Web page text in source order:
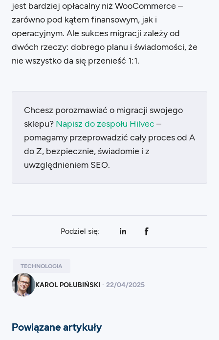
jest bardziej opłacalny niż WooCommerce –
zarówno pod kątem finansowym, jak i
operacyjnym. Ale sukces migracji zależy od
dwóch rzeczy: dobrego planu i świadomości, że
nie wszystko da się przenieść 1:1.
Chcesz porozmawiać o migracji swojego
sklepu? Napisz do zespołu Hilvec –
pomagamy przeprowadzić cały proces od A
do Z, bezpiecznie, świadomie i z
uwzględnieniem SEO.
Podziel się:
KAROL POŁUBIŃSKI · 22/04/2025
TECHNOLOGIA
Powiązane artykuły